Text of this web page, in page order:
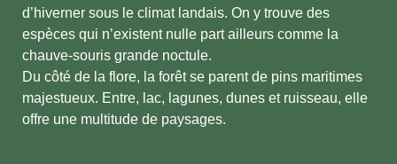
d’hiverner sous le climat landais. On y trouve des
espèces qui n’existent nulle part ailleurs comme la
chauve-souris grande noctule.
Du côté de la flore, la forêt se parent de pins maritimes
majestueux. Entre, lac, lagunes, dunes et ruisseau, elle
offre une multitude de paysages.